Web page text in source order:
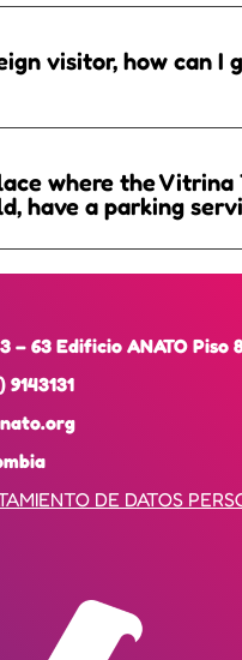
visitor, how can I
where the Vitrina
have a parking
– 63 Edificio ANATO Piso
9143131
DE DATOS